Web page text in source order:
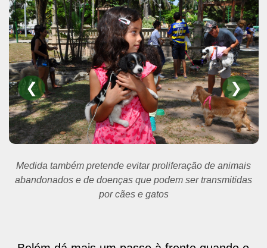
❮ ❯
População terá acesso gratuito às cirurgias de castração
de animais